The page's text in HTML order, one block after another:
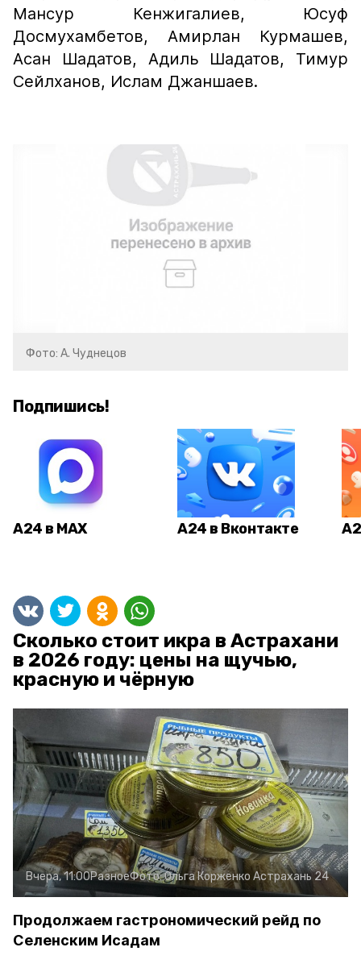
Мансур Кенжигалиев, Юсуф
Досмухамбетов, Амирлан Курмашев,
Асан Шадатов, Адиль Шадатов, Тимур
Сейлханов, Ислам Джаншаев.
Фото: А. Чуднецов
Подпишись!
А24 в MAX А24 в Вконтакте
Сколько стоит икра в Астрахани
в 2026 году: цены на щучью,
красную и чёрную
Вчера, 11:00РазноеФото:Ольга Корженко Астрахань 24
Продолжаем гастрономический рейд по
Селенским Исадам